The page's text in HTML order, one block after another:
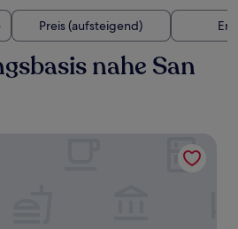
Preis (aufsteigend)
nahe San